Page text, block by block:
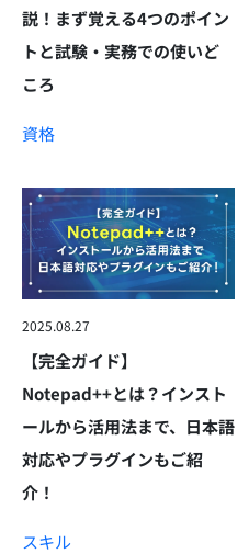
説！まず覚える4つのポイン
トと試験・実務での使いど
ころ
資格
2025.08.27
【完全ガイド】
Notepad++とは？インスト
ールから活用法まで、日本語
対応やプラグインもご紹
介！
スキル